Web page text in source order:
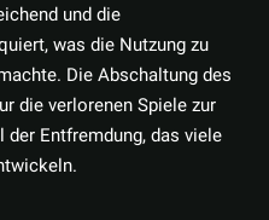
und die
was die Nutzung zu
Die Abschaltung des
die verlorenen Spiele zur
der Entfremdung, das viele